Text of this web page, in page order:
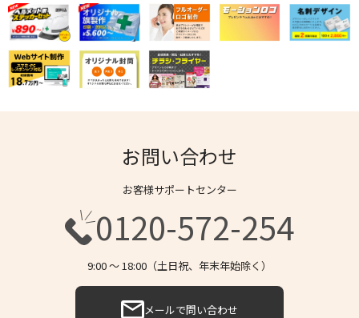
お問い合わせ
お客様サポートセンター
0120-572-254
9:00 〜 18:00（土日祝、年末年始除く）
メールで問い合わせ